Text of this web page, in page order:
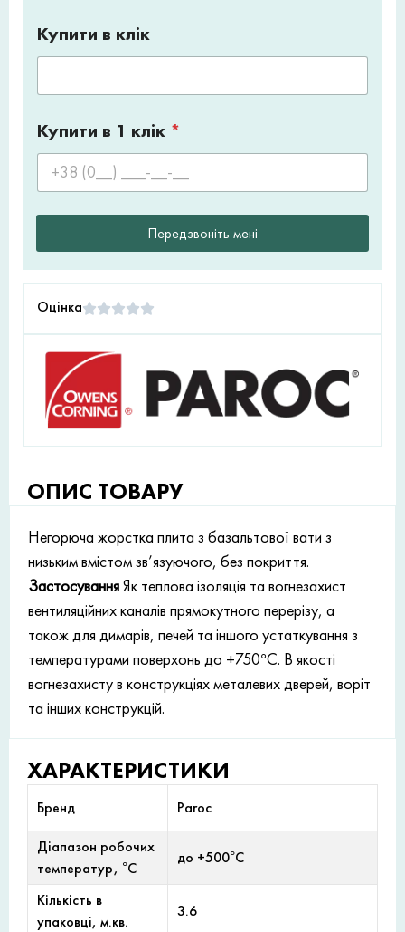
Купити в клік
Купити в 1 клік *
Передзвоніть мені
Оцінка
ОПИС ТОВАРУ
Негорюча жорстка плита з базальтової вати з
низьким вмістом зв’язуючого, без покриття.
ЗастосуванняЯк теплова ізоляція та вогнезахист
вентиляційних каналів прямокутного перерізу, а
також для димарів, печей та іншого устаткування з
температурами поверхонь до +750°С. В якості
вогнезахисту в конструкціях металевих дверей, воріт
та інших конструкцій.
ХАРАКТЕРИСТИКИ
Бренд Paroc
Діапазон робочих
температур, °С
до +500°С
Кількість в
упаковці, м.кв.
3.6